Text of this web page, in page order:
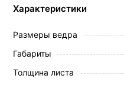
Характеристики
Размеры ведра
Габариты
Толщина листа